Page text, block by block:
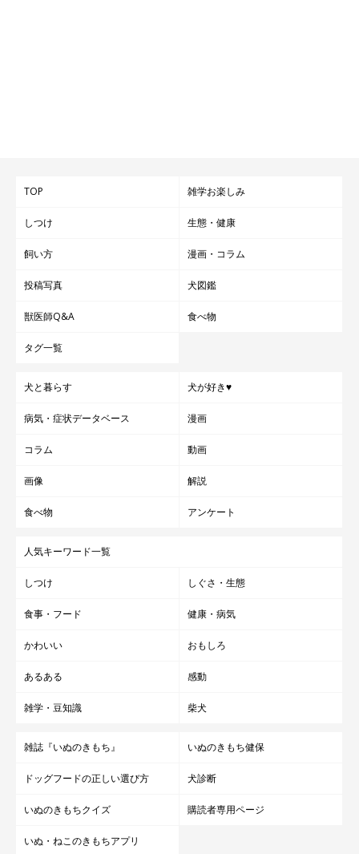
TOP 雑学お楽しみ
しつけ 生態・健康
飼い方 漫画・コラム
投稿写真 犬図鑑
獣医師Q&A 食べ物
タグ一覧
犬と暮らす 犬が好き♥
病気・症状データベース 漫画
コラム 動画
画像 解説
食べ物 アンケート
人気キーワード一覧
しつけ しぐさ・生態
食事・フード 健康・病気
かわいい おもしろ
あるある 感動
雑学・豆知識 柴犬
雑誌『いぬのきもち』 いぬのきもち健保
ドッグフードの正しい選び方 犬診断
いぬのきもちクイズ 購読者専用ページ
いぬ・ねこのきもちアプリ